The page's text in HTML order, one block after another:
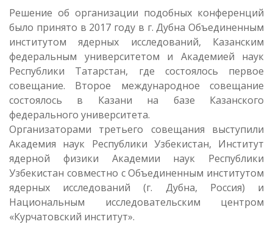
Решение об организации подобных конференций
было принято в 2017 году в г. Дубна Объединенным
институтом ядерных исследований, Казанским
федеральным университетом и Академией наук
Республики Татарстан, где состоялось первое
совещание. Второе международное совещание
состоялось в Казани на базе Казанского
федерального университета.
Организаторами третьего совещания выступили
Академия наук Республики Узбекистан, Институт
ядерной физики Академии наук Республики
Узбекистан совместно с Объединенным институтом
ядерных исследований (г. Дубна, Россия) и
Национальным исследовательским центром
«Курчатовский институт».